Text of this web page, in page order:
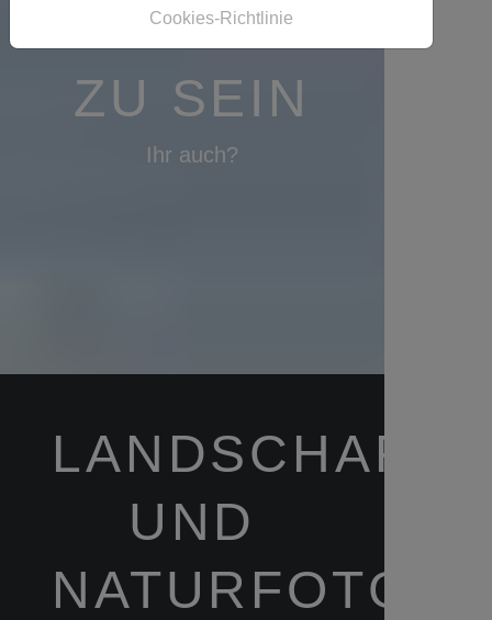
NTERWEGS Z
U SEIN
Ihr auch?
UND
Cookies-Richtlinie